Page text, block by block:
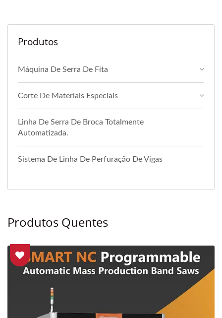
Produtos
Máquina De Serra De Fita
Corte De Materiais Especiais
Linha De Serra De Broca Totalmente
Automatizada.
Sistema De Linha De Perfuração De Vigas
Produtos Quentes